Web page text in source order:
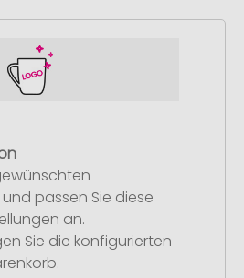
passen Sie diese
an.
Sie die konfigurierten